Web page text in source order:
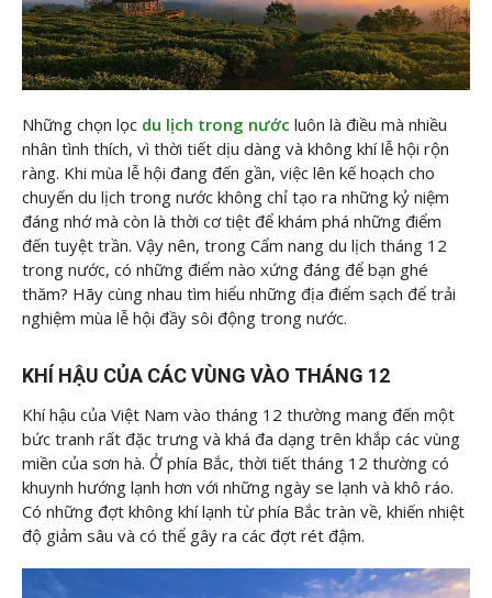
Những chọn lọc du lịch trong nước luôn là điều mà nhiều
nhân tình thích, vì thời tiết dịu dàng và không khí lễ hội rộn
ràng. Khi mùa lễ hội đang đến gần, việc lên kế hoạch cho
chuyến du lịch trong nước không chỉ tạo ra những kỷ niệm
đáng nhớ mà còn là thời cơ tiệt để khám phá những điểm
đến tuyệt trần. Vậy nên, trong Cẩm nang du lịch tháng 12
trong nước, có những điểm nào xứng đáng để bạn ghé
thăm? Hãy cùng nhau tìm hiểu những địa điểm sạch để trải
nghiệm mùa lễ hội đầy sôi động trong nước.
KHÍ HẬU CỦA CÁC VÙNG VÀO THÁNG 12
Khí hậu của Việt Nam vào tháng 12 thường mang đến một
bức tranh rất đặc trưng và khá đa dạng trên khắp các vùng
miền của sơn hà. Ở phía Bắc, thời tiết tháng 12 thường có
khuynh hướng lạnh hơn với những ngày se lạnh và khô ráo.
Có những đợt không khí lạnh từ phía Bắc tràn về, khiến nhiệt
độ giảm sâu và có thể gây ra các đợt rét đậm.